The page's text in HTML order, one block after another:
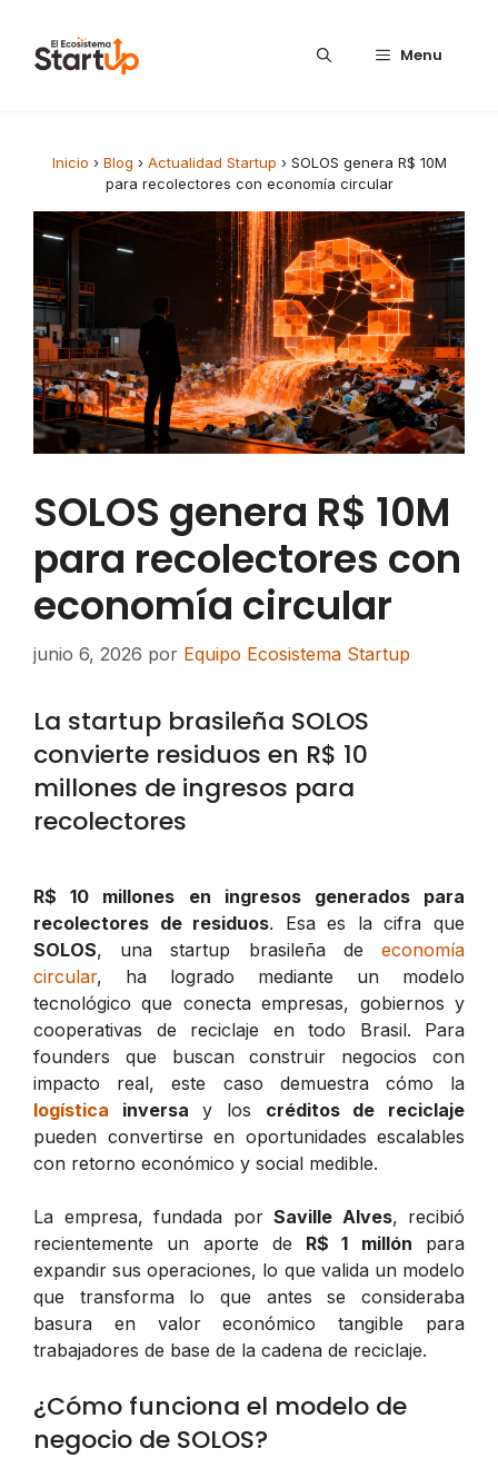
Menu
Inicio › Blog › Actualidad Startup › SOLOS genera R$ 10M
para recolectores con economía circular
SOLOS genera R$ 10M
para recolectores con
economía circular
junio 6, 2026 por Equipo Ecosistema Startup
La startup brasileña SOLOS
convierte residuos en R$ 10
millones de ingresos para
recolectores
R$ 10 millones en ingresos generados para
recolectores de residuos. Esa es la cifra que
SOLOS, una startup brasileña de economía
circular, ha logrado mediante un modelo
tecnológico que conecta empresas, gobiernos y
cooperativas de reciclaje en todo Brasil. Para
founders que buscan construir negocios con
impacto real, este caso demuestra cómo la
logística inversa y los créditos de reciclaje
pueden convertirse en oportunidades escalables
con retorno económico y social medible.
La empresa, fundada por Saville Alves, recibió
recientemente un aporte de R$ 1 millón para
expandir sus operaciones, lo que valida un modelo
que transforma lo que antes se consideraba
basura en valor económico tangible para
trabajadores de base de la cadena de reciclaje.
¿Cómo funciona el modelo de
negocio de SOLOS?